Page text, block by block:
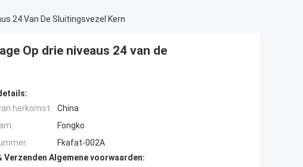
24 Van De Sluitingsvezel Kern
Op drie niveaus 24 van de
herkomst:
China
Fongko
Fkafat-002A
Verzenden Algemene voorwaarden: